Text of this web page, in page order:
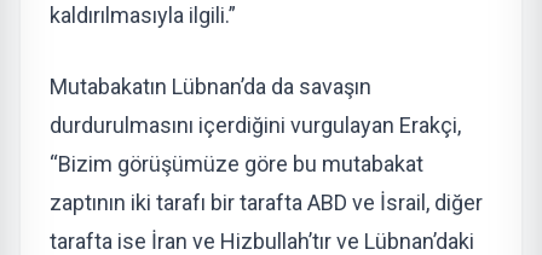
kaldırılmasıyla ilgili.”
Mutabakatın Lübnan’da da savaşın
durdurulmasını içerdiğini vurgulayan Erakçi,
“Bizim görüşümüze göre bu mutabakat
zaptının iki tarafı bir tarafta ABD ve İsrail, diğer
tarafta ise İran ve Hizbullah’tır ve Lübnan’daki